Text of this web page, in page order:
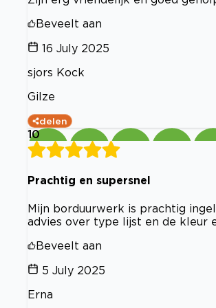
Beveelt aan
16 July 2025
sjors Kock
Gilze
delen
10
Prachtig en supersnel
Mijn borduurwerk is prachtig
advies over type lijst en de kleur
Beveelt aan
5 July 2025
Erna